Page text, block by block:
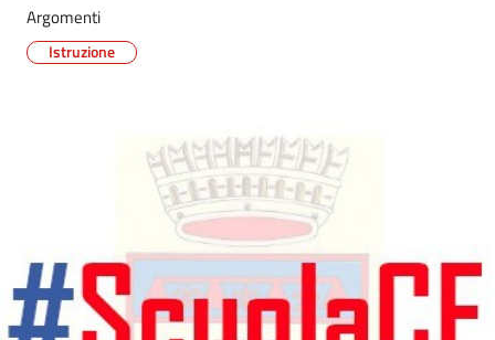
Servizi
on-
line
Argomenti
Istruzione